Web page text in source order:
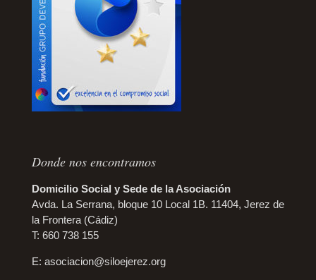
Donde nos encontramos
Domicilio Social y Sede de la Asociación
Avda. La Serrana, bloque 10 Local 1B. 11404, Jerez de
la Frontera (Cádiz)
T: 660 738 155
E: asociacion@siloejerez.org